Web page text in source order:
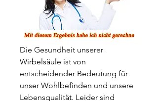
Die Gesundheit unserer
Wirbelsäule ist von
entscheidender Bedeutung für
unser Wohlbefinden und unsere
Lebensqualität. Leider sind